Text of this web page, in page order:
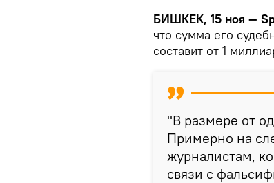
БИШКЕК, 15 ноя —
что сумма его
составит от 1
"В размере от
Примерно на
журналистам,
связи с